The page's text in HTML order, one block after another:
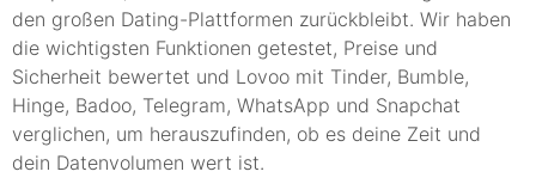
den großen Dating-Plattformen zurückbleibt. Wir haben
die wichtigsten Funktionen getestet, Preise und
Sicherheit bewertet und Lovoo mit Tinder, Bumble,
Hinge, Badoo, Telegram, WhatsApp und Snapchat
verglichen, um herauszufinden, ob es deine Zeit und
dein Datenvolumen wert ist.